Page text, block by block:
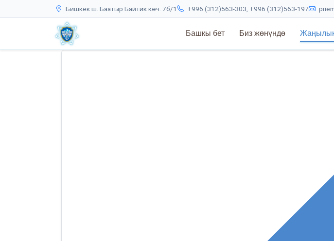
Бишкек ш. Баатыр Байтик көч. 7б/1 +996 (312)563-303, +996 (312)563-197
Башкы бет Биз жөнүндө